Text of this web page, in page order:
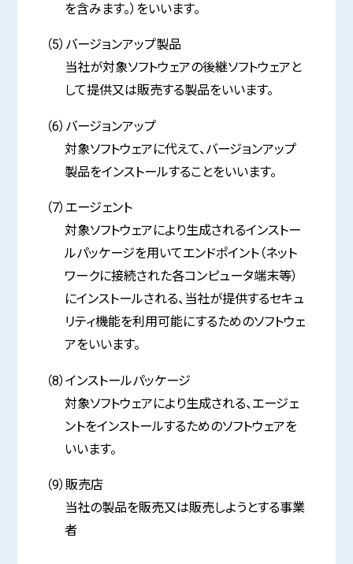
を含みます。）をいいます。
（5）バージョンアップ製品
当社が対象ソフトウェアの後継ソフトウェアと
して提供又は販売する製品をいいます。
（6）バージョンアップ
対象ソフトウェアに代えて、バージョンアップ
製品をインストールすることをいいます。
（7）エージェント
対象ソフトウェアにより生成されるインストー
ルパッケージを用いてエンドポイント（ネット
ワークに接続された各コンピュータ端末等）
にインストールされる、当社が提供するセキュ
リティ機能を利用可能にするためのソフトウェ
アをいいます。
（8）インストールパッケージ
対象ソフトウェアにより生成される、エージェ
ントをインストールするためのソフトウェアを
いいます。
（9）販売店
当社の製品を販売又は販売しようとする事業
者